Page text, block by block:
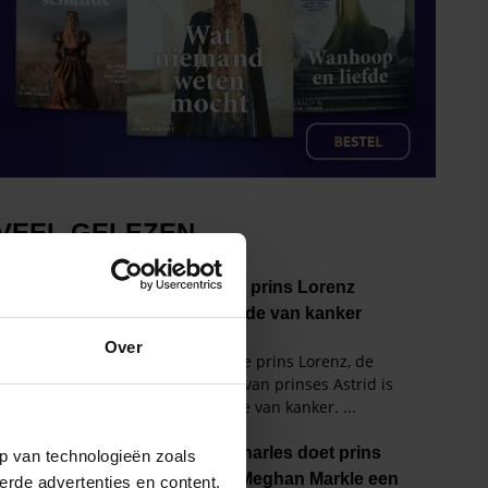
Over
van technologieën zoals
advertenties en content,